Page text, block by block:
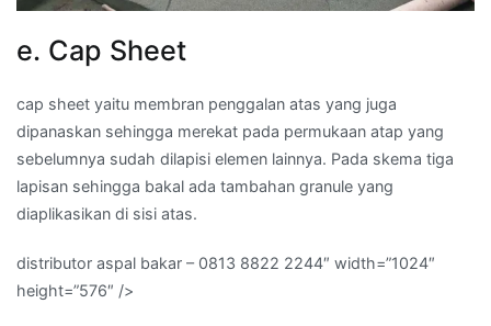
e. Cap Sheet
cap sheet yaitu membran penggalan atas yang juga
dipanaskan sehingga merekat pada permukaan atap yang
sebelumnya sudah dilapisi elemen lainnya. Pada skema tiga
lapisan sehingga bakal ada tambahan granule yang
diaplikasikan di sisi atas.
distributor aspal bakar – 0813 8822 2244″ width=”1024″
height=”576″ />